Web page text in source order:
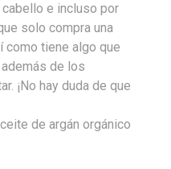
e incluso por
solo compra una
como tiene algo que
de los
¡No hay duda de que
de argán orgánico